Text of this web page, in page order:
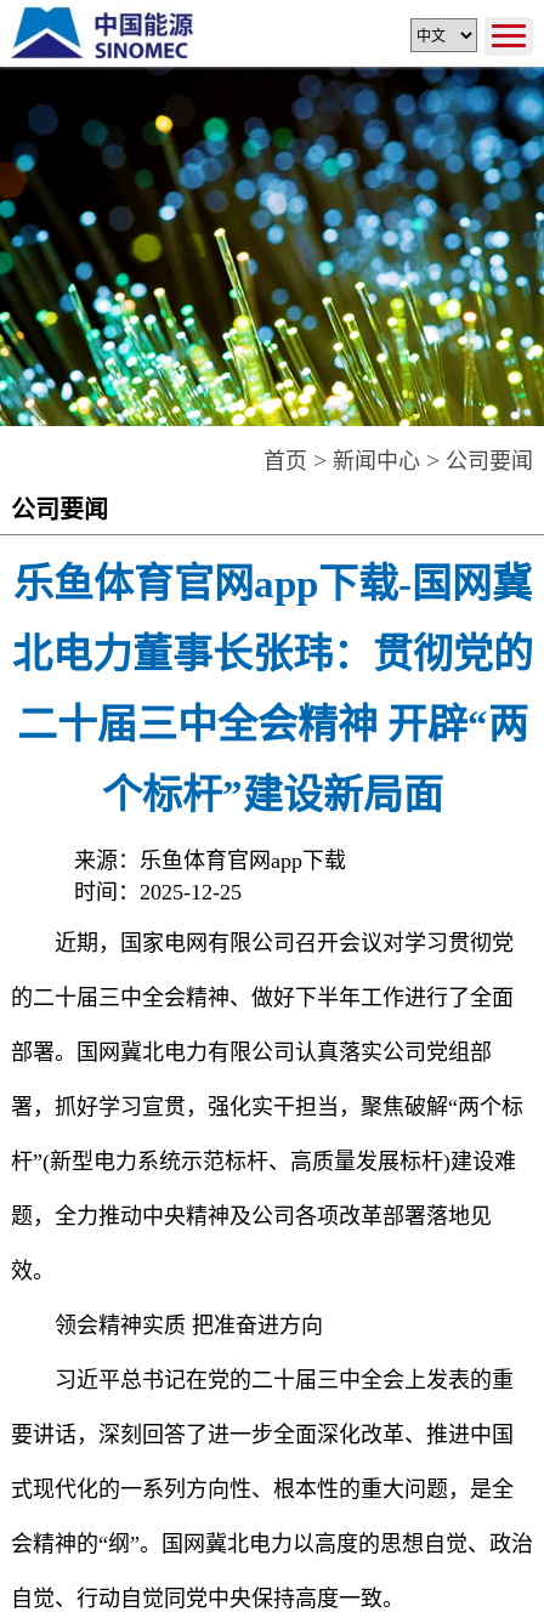
首页 >新闻中心 > 公司要闻
公司要闻
乐鱼体育官网app下载-国网冀
北电力董事长张玮：贯彻党的
二十届三中全会精神 开辟“两
个标杆”建设新局面
来源：乐鱼体育官网app下载
时间：2025-12-25
近期，国家电网有限公司召开会议对学习贯彻党
的二十届三中全会精神、做好下半年工作进行了全面
部署。国网冀北电力有限公司认真落实公司党组部
署，抓好学习宣贯，强化实干担当，聚焦破解“两个标
杆”(新型电力系统示范标杆、高质量发展标杆)建设难
题，全力推动中央精神及公司各项改革部署落地见
效。
领会精神实质 把准奋进方向
习近平总书记在党的二十届三中全会上发表的重
要讲话，深刻回答了进一步全面深化改革、推进中国
式现代化的一系列方向性、根本性的重大问题，是全
会精神的“纲”。国网冀北电力以高度的思想自觉、政治
自觉、行动自觉同党中央保持高度一致。